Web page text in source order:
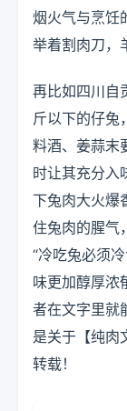
烟火气与烹饪
举着割肉刀，
再比如四川自
斤以下的仔兔
料酒、姜蒜末
时让其充分入
下兔肉大火爆
住兔肉的腥气
“冷吃兔必须
味更加醇厚浓
者在文字里就
是关于【纯肉
转载！